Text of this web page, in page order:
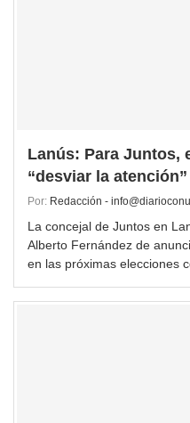
Lanús: Para Juntos,
“desviar la
Por: Redacción -
La concejal de Juntos en
Alberto Fernández de
en las próximas elecciones